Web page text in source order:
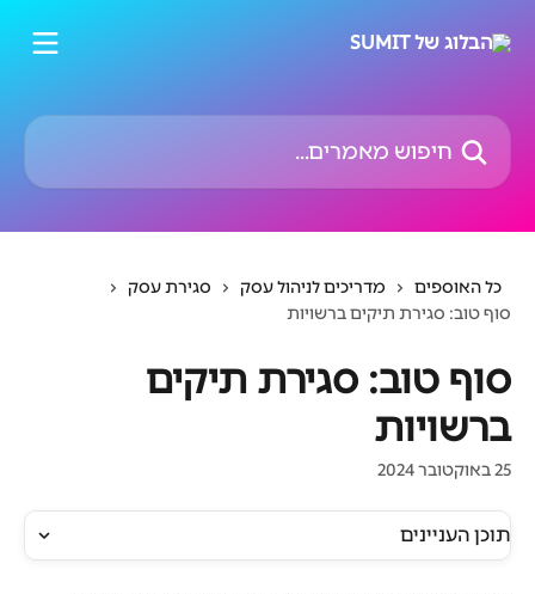
חיפוש מאמרים...
כל האוספים מדריכים לניהול עסק
סגירת עסק
סוף טוב: סגירת תיקים ברשויות
סוף טוב: סגירת תיקים
ברשויות
25 באוקטובר 2024
תוכן העניינים